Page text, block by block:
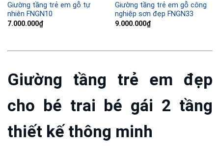
Giường tầng trẻ em gỗ tự
nhiên FNGN10
7.000.000₫
Giường tầng trẻ em gỗ công
nghiệp sơn đẹp FNGN33
9.000.000₫
Giường tầng trẻ em đẹp
cho bé trai bé gái 2 tầng
thiết kế thông minh